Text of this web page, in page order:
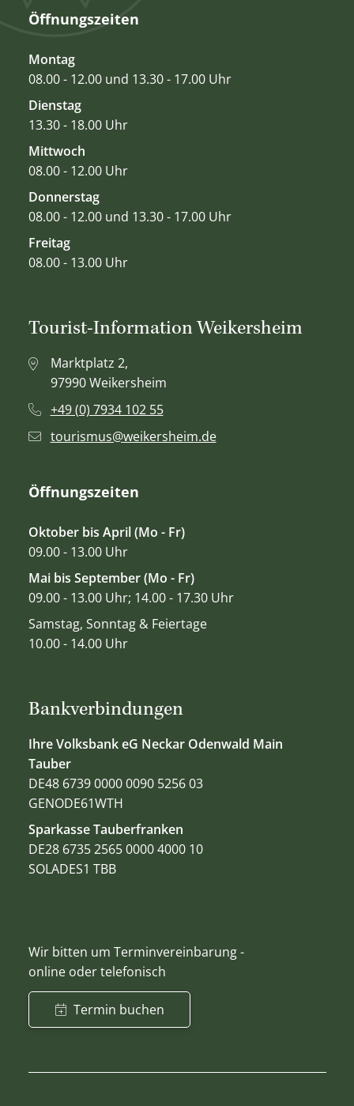
Öffnungszeiten
Montag
08.00 - 12.00 und 13.30 - 17.00 Uhr
Dienstag
13.30 - 18.00 Uhr
Mittwoch
08.00 - 12.00 Uhr
Donnerstag
08.00 - 12.00 und 13.30 - 17.00 Uhr
Freitag
08.00 - 13.00 Uhr
Bankverbindungen
Ihre Volksbank eG Neckar Odenwald Main
Tauber
DE48 6739 0000 0090 5256 03
GENODE61WTH
Sparkasse Tauberfranken
DE28 6735 2565 0000 4000 10
SOLADES1 TBB
Wir bitten um Terminvereinbarung -
online oder telefonisch
Termin buchen
Tourist-Information Weikersheim
Marktplatz 2,
97990 Weikersheim
+49 (0) 7934 102 55
tourismus@weikersheim.de
Öffnungszeiten
Oktober bis April (Mo - Fr)
09.00 - 13.00 Uhr
Mai bis September (Mo - Fr)
09.00 - 13.00 Uhr; 14.00 - 17.30 Uhr
Samstag, Sonntag & Feiertage
10.00 - 14.00 Uhr